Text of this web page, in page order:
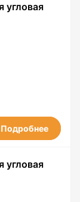
угловая
Подробнее
угловая